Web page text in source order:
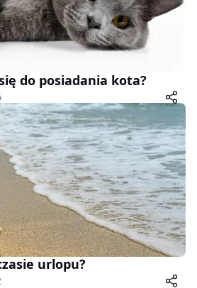
do posiadania kota?
urlopu?